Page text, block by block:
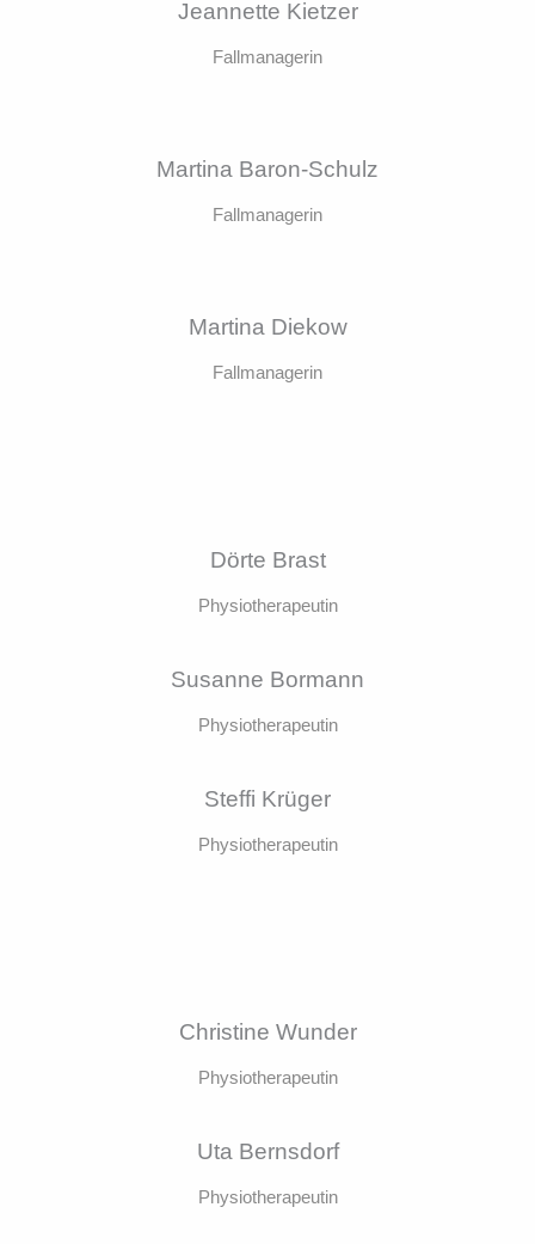
Jeannette Kietzer
Fallmanagerin
Martina Baron-Schulz
Fallmanagerin
Martina Diekow
Fallmanagerin
Dörte Brast
Physiotherapeutin
Susanne Bormann
Physiotherapeutin
Steffi Krüger
Physiotherapeutin
Christine Wunder
Physiotherapeutin
Uta Bernsdorf
Physiotherapeutin